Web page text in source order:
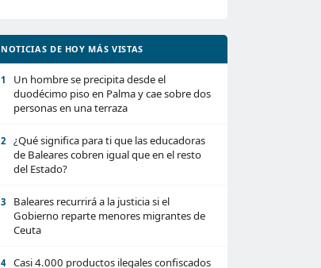
NOTICIAS DE HOY MÁS VISTAS
1
Un hombre se precipita desde el
duodécimo piso en Palma y cae sobre dos
personas en una terraza
2
¿Qué significa para ti que las educadoras
de Baleares cobren igual que en el resto
del Estado?
3
Baleares recurrirá a la justicia si el
Gobierno reparte menores migrantes de
Ceuta
4
Casi 4.000 productos ilegales confiscados